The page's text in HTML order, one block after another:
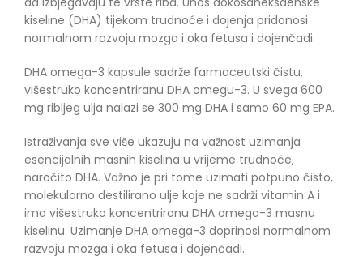
kiseline (DHA) tijekom trudnoće i dojenja pridonosi
normalnom razvoju mozga i oka fetusa i dojenčadi.
DHA omega-3 kapsule sadrže farmaceutski čistu,
višestruko koncentriranu DHA omegu-3. U svega 600
mg ribljeg ulja nalazi se 300 mg DHA i samo 60 mg EPA.
Istraživanja sve više ukazuju na važnost uzimanja
esencijalnih masnih kiselina u vrijeme trudnoće,
naročito DHA. Važno je pri tome uzimati potpuno čisto,
molekularno destilirano ulje koje ne sadrži vitamin A i
ima višestruko koncentriranu DHA omega-3 masnu
kiselinu. Uzimanje DHA omega-3 doprinosi normalnom
razvoju mozga i oka fetusa i dojenčadi.